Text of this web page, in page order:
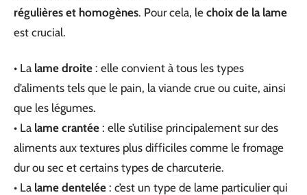
régulières et homogènes. Pour cela, le choix de la lame
est crucial.
• La lame droite : elle convient à tous les types
d’aliments tels que le pain, la viande crue ou cuite, ainsi
que les légumes.
• La lame crantée : elle s’utilise principalement sur des
aliments aux textures plus difficiles comme le fromage
dur ou sec et certains types de charcuterie.
• La lame dentelée : c’est un type de lame particulier qui